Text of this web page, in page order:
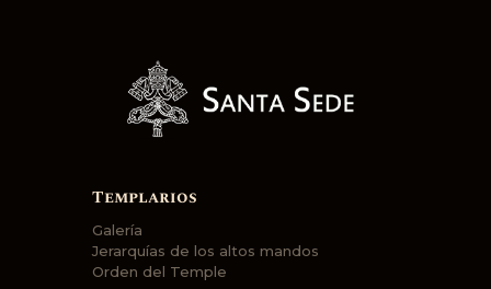
Templarios
Galería
Jerarquías de los altos mandos
Orden del Temple